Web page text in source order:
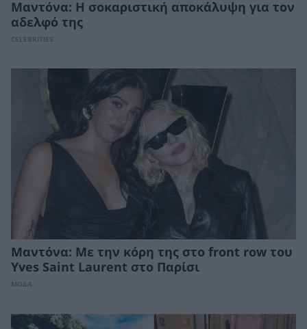
Μαντόνα: Η σοκαριστική αποκάλυψη για τον
αδελφό της
CELEBRITIES
Μαντόνα: Με την κόρη της στο front row του
Yves Saint Laurent στο Παρίσι
ΜΟΔΑ